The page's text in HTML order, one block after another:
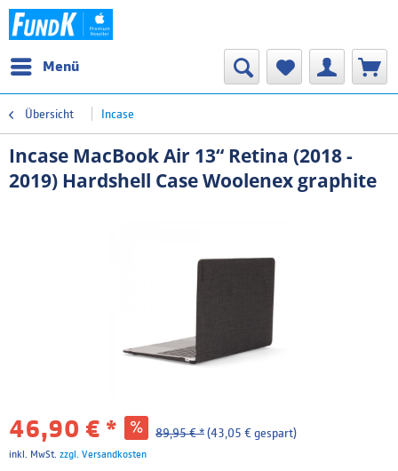
Menü
Übersicht Incase
Incase MacBook Air 13“ Retina (2018 -
2019) Hardshell Case Woolenex graphite
46,90 € * 89,95 € *(43,05 € gespart)
inkl. MwSt. zzgl. Versandkosten